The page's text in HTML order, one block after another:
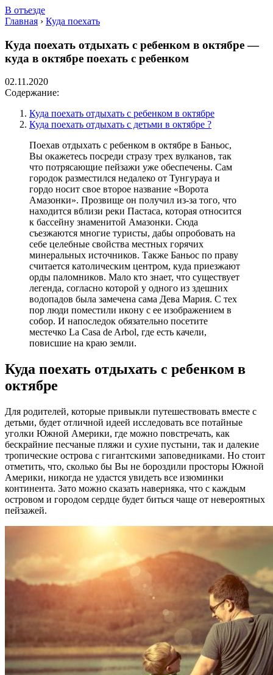
В отъезде
Главная › Куда поехать
Куда поехать отдыхать с ребенком в октябре —
куда в октябре поехать с ребенком
02.11.2020
Содержание:
Куда поехать отдыхать с ребенком в октябре
Куда поехать отдыхать с детьми в октябре ?
Поехав отдыхать с ребенком в октябре в Баньос,
Вы окажетесь посреди стразу трех вулканов, так
что потрясающие пейзажи уже обеспечены. Сам
городок разместился недалеко от Тунгурауа и
гордо носит свое второе название «Ворота
Амазонки». Прозвище он получил из-за того, что
находится вблизи реки Пастаса, которая относится
к бассейну знаменитой Амазонки. Сюда
съезжаются многие туристы, дабы опробовать на
себе целебные свойства местных горячих
минеральных источников. Также Баньос по праву
считается католическим центром, куда приезжают
орды паломников. Мало кто знает, что существует
легенда, согласно которой у одного из здешних
водопадов была замечена сама Дева Мария. С тех
пор люди поместили икону с ее изображением в
собор. И напоследок обязательно посетите
местечко La Casa de Arbol, где есть качели,
повисшие на краю земли.
Куда поехать отдыхать с ребенком в
октябре
Для родителей, которые привыкли путешествовать вместе с
детьми, будет отличной идеей исследовать все потайные
уголки Южной Америки, где можно повстречать, как
бескрайние песчаные пляжи и сухие пустыни, так и далекие
тропические острова с гигантскими заповедниками. Но стоит
отметить, что, сколько бы Вы не бороздили просторы Южной
Америки, никогда не удастся увидеть все изюминки
континента. Зато можно сказать наверняка, что с каждым
островом и городом сердце будет биться чаще от невероятных
пейзажей.